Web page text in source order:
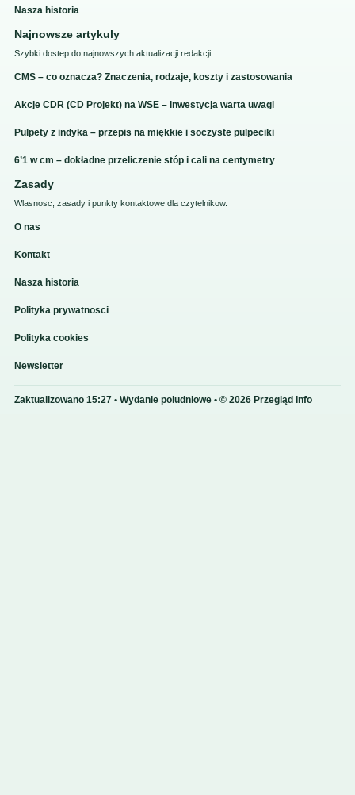
Nasza historia
Najnowsze artykuly
Szybki dostep do najnowszych aktualizacji redakcji.
CMS – co oznacza? Znaczenia, rodzaje, koszty i zastosowania
Akcje CDR (CD Projekt) na WSE – inwestycja warta uwagi
Pulpety z indyka – przepis na miękkie i soczyste pulpeciki
6’1 w cm – dokładne przeliczenie stóp i cali na centymetry
Zasady
Wlasnosc, zasady i punkty kontaktowe dla czytelnikow.
O nas
Kontakt
Nasza historia
Polityka prywatnosci
Polityka cookies
Newsletter
Zaktualizowano 15:27 • Wydanie poludniowe • © 2026 Przegląd Info